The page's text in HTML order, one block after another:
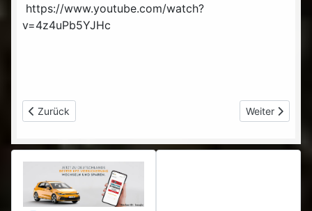
https://www.youtube.com/watch?
v=4z4uPb5YJHc
Vorheriger Beitrag: leichte 12V Akku Pendelhubstichsäge
Zurück Nächster
Weiter